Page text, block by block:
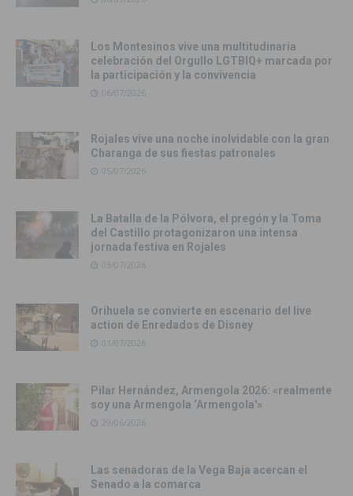
Los Montesinos vive una multitudinaria
celebración del Orgullo LGTBIQ+ marcada por
la participación y la convivencia
06/07/2026
Rojales vive una noche inolvidable con la gran
Charanga de sus fiestas patronales
05/07/2026
La Batalla de la Pólvora, el pregón y la Toma
del Castillo protagonizaron una intensa
jornada festiva en Rojales
03/07/2026
Orihuela se convierte en escenario del live
action de Enredados de Disney
01/07/2026
Pilar Hernández, Armengola 2026: «realmente
soy una Armengola ‘Armengola'»
29/06/2026
Las senadoras de la Vega Baja acercan el
Senado a la comarca